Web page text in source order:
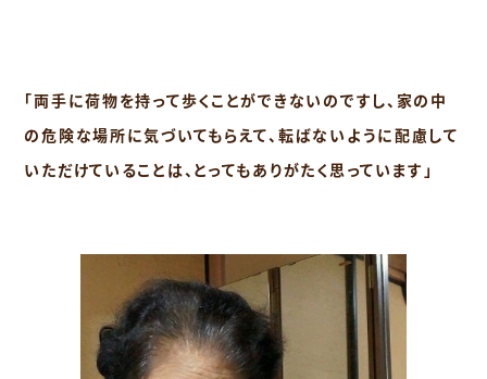
「両手に荷物を持って歩くことができないのですし、家の中
の危険な場所に気づいてもらえて、転ばないように配慮して
いただけていることは、とってもありがたく思っています」